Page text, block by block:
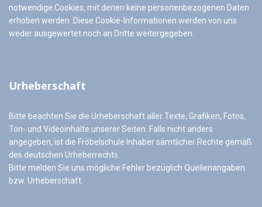
notwendige Cookies, mit denen keine personenbezogenen Daten
erhoben werden. Diese Cookie-Informationen werden von uns
weder ausgewertet noch an Dritte weitergegeben.
Urheberschaft
Bitte beachten Sie die Urheberschaft aller Texte, Grafiken, Fotos,
Ton- und Videoinhalte unserer Seiten. Falls nicht anders
angegeben, ist die Fröbelschule Inhaber sämtlicher Rechte gemäß
des deutschen Urheberrechts.
Bitte melden Sie uns mögliche Fehler bezüglich Quellenangaben
bzw. Urheberschaft.